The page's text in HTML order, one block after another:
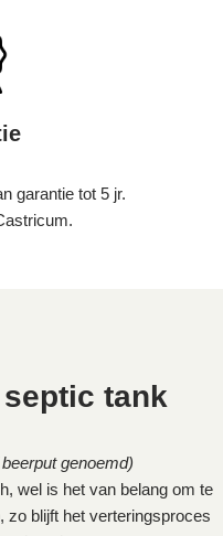
garantie tot 5 jr.
tank
genoemd)
wel is het van belang om te
zo blijft het verteringsproces